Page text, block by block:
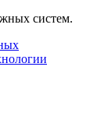
систем.